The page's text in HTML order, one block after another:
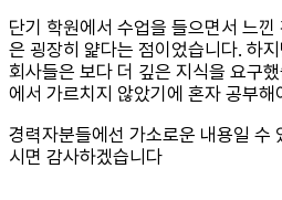
단기 학원에서 수업을 들으면서 느
은 굉장히 얉다는 점이었습니다. 하
회사들은 보다 더 깊은 지식을 요구
에서 가르치지 않았기에 혼자 공부해
경력자분들에선 가소로운 내용일 수
시면 감사하겠습니다